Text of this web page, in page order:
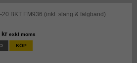
20 BKT EM936 (inkl. slang & fälgband)
kr exkl moms
KÖP